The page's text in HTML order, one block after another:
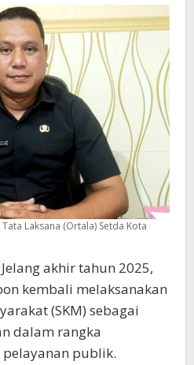
Laksana (Ortala) Setda Kota
Jelang akhir tahun 2025,
kembali melaksanakan
(SKM) sebagai
dalam rangka
publik.